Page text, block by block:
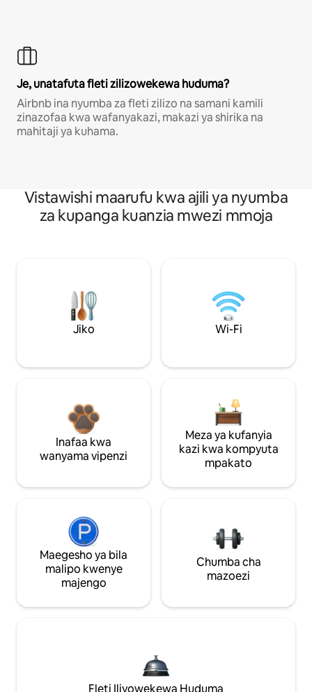
Je, unatafuta fleti zilizowekewa huduma?
Airbnb ina nyumba za fleti zilizo na samani kamili
zinazofaa kwa wafanyakazi, makazi ya shirika na
mahitaji ya kuhama.
Vistawishi maarufu kwa ajili ya nyumba
za kupanga kuanzia mwezi mmoja
Jiko Wi-Fi
Inafaa kwa
wanyama vipenzi
Meza ya kufanyia
kazi kwa kompyuta
mpakato
Maegesho ya bila
malipo kwenye
majengo
Chumba cha
mazoezi
Fleti Iliyowekewa Huduma